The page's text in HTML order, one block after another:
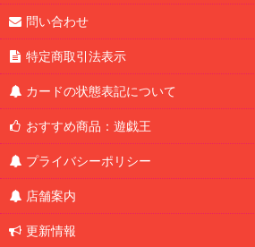
問い合わせ
特定商取引法表示
カードの状態表記について
おすすめ商品：遊戯王
プライバシーポリシー
店舗案内
更新情報